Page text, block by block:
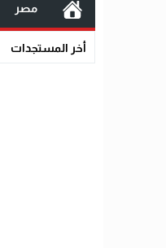
مصر
أخر المستجدات